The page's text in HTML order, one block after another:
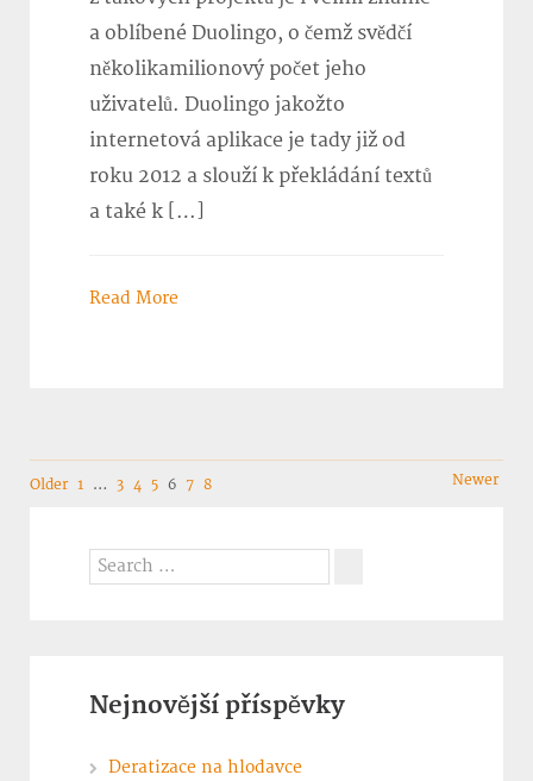
a oblíbené Duolingo, o čemž svědčí
několikamilionový počet jeho
uživatelů. Duolingo jakožto
internetová aplikace je tady již od
roku 2012 a slouží k překládání textů
a také k […]
Read More
Navigation
Older 1 … 3 4 5 6 7 8 Newer
Search
for:
Nejnovější příspěvky
Deratizace na hlodavce